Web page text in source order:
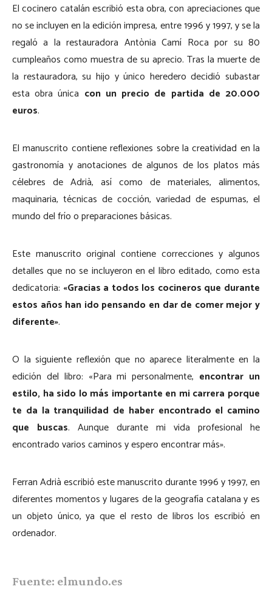
El cocinero catalán escribió esta obra, con apreciaciones que
no se incluyen en la edición impresa, entre 1996 y 1997, y se la
regaló a la restauradora Antònia Camí Roca por su 80
cumpleaños como muestra de su aprecio. Tras la muerte de
la restauradora, su hijo y único heredero decidió subastar
esta obra única con un precio de partida de 20.000
euros.
El manuscrito contiene reflexiones sobre la creatividad en la
gastronomía y anotaciones de algunos de los platos más
célebres de Adrià, así como de materiales, alimentos,
maquinaria, técnicas de cocción, variedad de espumas, el
mundo del frío o preparaciones básicas.
Este manuscrito original contiene correcciones y algunos
detalles que no se incluyeron en el libro editado, como esta
dedicatoria: «Gracias a todos los cocineros que durante
estos años han ido pensando en dar de comer mejor y
diferente».
O la siguiente reflexión que no aparece literalmente en la
edición del libro: «Para mi personalmente, encontrar un
estilo, ha sido lo más importante en mi carrera porque
te da la tranquilidad de haber encontrado el camino
que buscas. Aunque durante mi vida profesional he
encontrado varios caminos y espero encontrar más».
Ferran Adrià escribió este manuscrito durante 1996 y 1997, en
diferentes momentos y lugares de la geografía catalana y es
un objeto único, ya que el resto de libros los escribió en
ordenador.
Fuente: elmundo.es